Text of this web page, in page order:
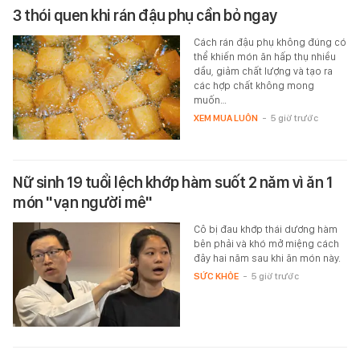
3 thói quen khi rán đậu phụ cần bỏ ngay
Cách rán đậu phụ không đúng có
thể khiến món ăn hấp thụ nhiều
dầu, giảm chất lượng và tạo ra
các hợp chất không mong
muốn…
XEM MUA LUÔN - 5 giờ trước
Nữ sinh 19 tuổi lệch khớp hàm suốt 2 năm vì ăn 1
món "vạn người mê"
Cô bị đau khớp thái dương hàm
bên phải và khó mở miệng cách
đây hai năm sau khi ăn món này.
SỨC KHỎE - 5 giờ trước